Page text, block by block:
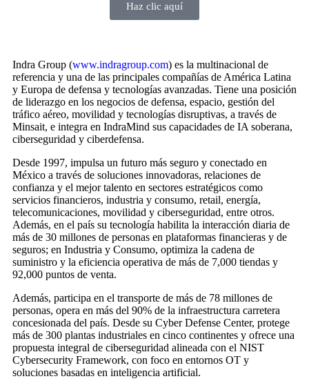
Haz clic aquí
Indra Group (www.indragroup.com) es la multinacional de
referencia y una de las principales compañías de América Latina
y Europa de defensa y tecnologías avanzadas. Tiene una posición
de liderazgo en los negocios de defensa, espacio, gestión del
tráfico aéreo, movilidad y tecnologías disruptivas, a través de
Minsait, e integra en IndraMind sus capacidades de IA soberana,
ciberseguridad y ciberdefensa.
Desde 1997, impulsa un futuro más seguro y conectado en
México a través de soluciones innovadoras, relaciones de
confianza y el mejor talento en sectores estratégicos como
servicios financieros, industria y consumo, retail, energía,
telecomunicaciones, movilidad y ciberseguridad, entre otros.
Además, en el país su tecnología habilita la interacción diaria de
más de 30 millones de personas en plataformas financieras y de
seguros; en Industria y Consumo, optimiza la cadena de
suministro y la eficiencia operativa de más de 7,000 tiendas y
92,000 puntos de venta.
Además, participa en el transporte de más de 78 millones de
personas, opera en más del 90% de la infraestructura carretera
concesionada del país. Desde su Cyber Defense Center, protege
más de 300 plantas industriales en cinco continentes y ofrece una
propuesta integral de ciberseguridad alineada con el NIST
Cybersecurity Framework, con foco en entornos OT y
soluciones basadas en inteligencia artificial.